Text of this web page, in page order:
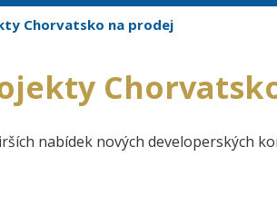
Chorvatsko na prodej
nabídek nových developerských